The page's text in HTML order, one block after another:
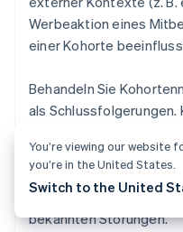
Werbeaktion eines
einer Kohorte
Behandeln Sie
als Schlussfolgerungen.
Tests. Betrachten Sie
Markieren Sie Ihre
Produkteinführungen,
bekannten Störungen.
You’re viewing our website
you’re in the United States.
Switch to the United